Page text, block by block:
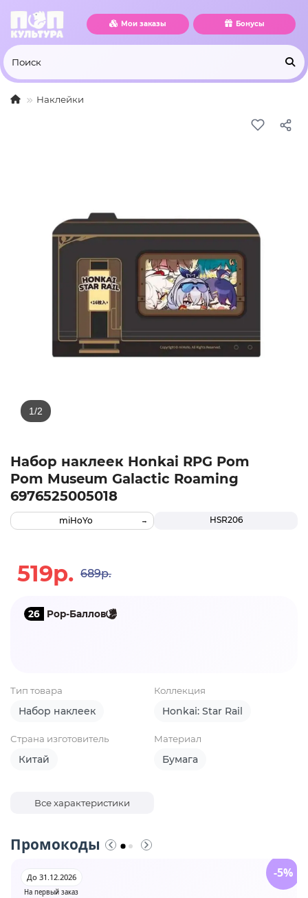
Мои заказы Бонусы
Наклейки
Набор наклеек Honkai RPG Pom
Pom Museum Galactic Roaming
6976525005018
HSR206
miHoYo
519р. 689р.
26 Pop-Баллов
Тип товара
Набор наклеек
Коллекция
Honkai: Star Rail
Страна изготовитель
Китай
Материал
Бумага
Все характеристики
Промокоды
На первый заказ
До 31.12.2026 -5%